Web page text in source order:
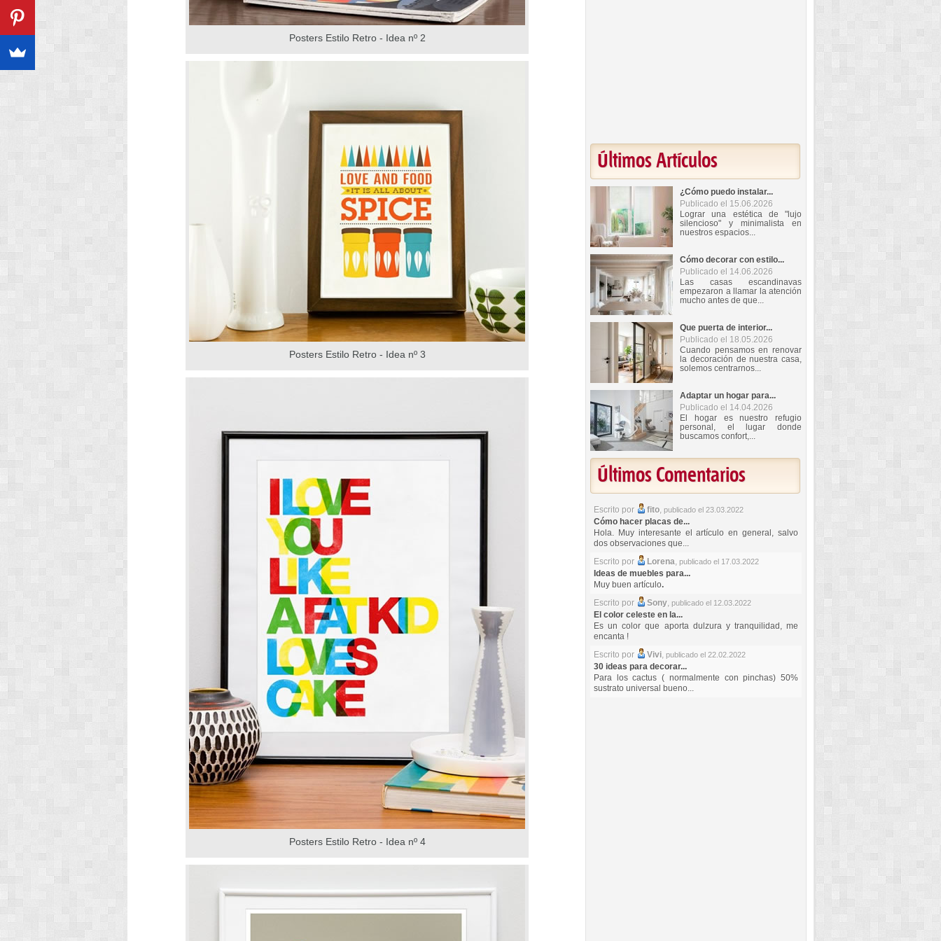
Posters Estilo Retro - Idea nº 2
Posters Estilo Retro - Idea nº 3
Posters Estilo Retro - Idea nº 4
Últimos Artículos
¿Cómo puedo instalar...
Publicado el 15.06.2026
Lograr una estética de "lujo
silencioso" y minimalista en
nuestros espacios...
Cómo decorar con estilo...
Publicado el 14.06.2026
Las casas escandinavas
empezaron a llamar la atención
mucho antes de que...
Que puerta de interior...
Publicado el 18.05.2026
Cuando pensamos en renovar
la decoración de nuestra casa,
solemos centrarnos...
Adaptar un hogar para...
Publicado el 14.04.2026
El hogar es nuestro refugio
personal, el lugar donde
buscamos confort,...
Últimos Comentarios
Escrito por fito, publicado el 23.03.2022
Cómo hacer placas de...
Hola. Muy interesante el artículo en general, salvo
dos observaciones que...
Escrito por
Lorena, publicado el 17.03.2022
Ideas de muebles para...
Muy buen artículo.
Escrito por
Sony, publicado el 12.03.2022
El color celeste en la...
Es un color que aporta dulzura y tranquilidad, me
encanta !
Escrito por
Vivi, publicado el 22.02.2022
30 ideas para decorar...
Para los cactus ( normalmente con pinchas) 50%
sustrato universal bueno...